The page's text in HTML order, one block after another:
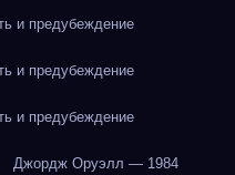
и предубеждение
и предубеждение
и предубеждение
Джордж Оруэлл — 1984